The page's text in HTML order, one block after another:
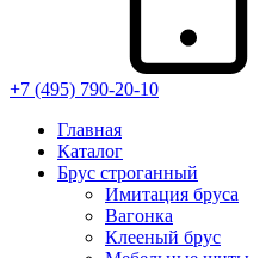
+7 (495) 790-20-10
Главная
Каталог
Брус строганный
Имитация бруса
Вагонка
Клееный брус